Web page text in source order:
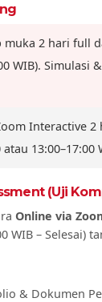
muka 2 hari full
WIB). Simulasi
Interactive 2
13:00–17:00
(Uji
Online via
WIB – Selesai)
& Dokumen